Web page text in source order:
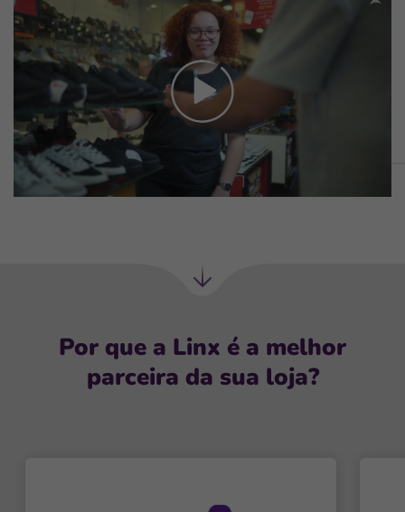
Por que a Linx é a melhor
parceira da sua loja?